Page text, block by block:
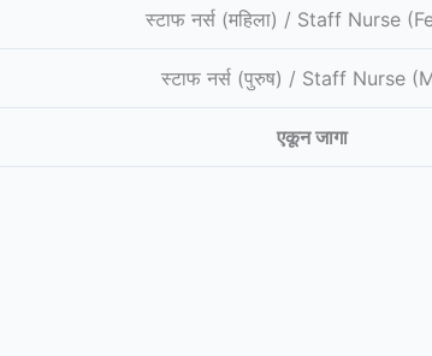
स्टाफ नर्स (महिला) / Staff Nurse
स्टाफ नर्स (पुरुष) / Staff Nurse
एकून जागा